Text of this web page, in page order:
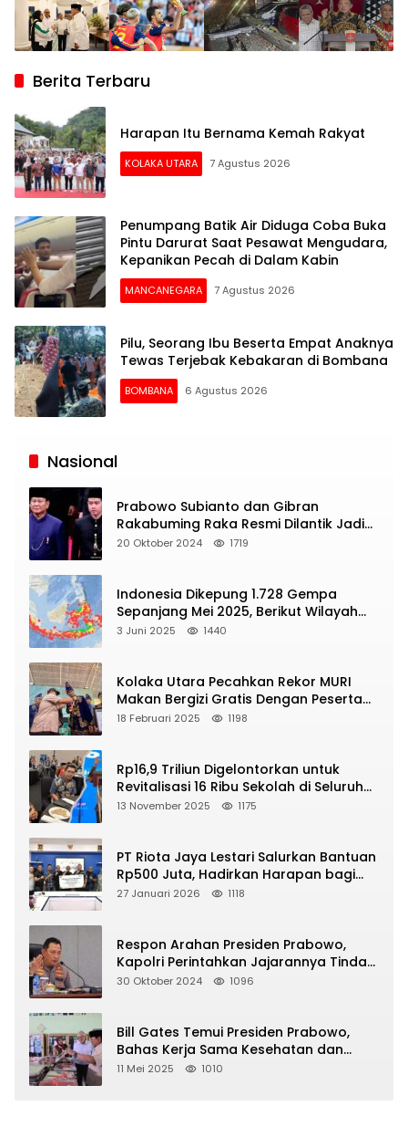
Berita Terbaru
Harapan Itu Bernama Kemah Rakyat
KOLAKA UTARA 7 Agustus 2026
Penumpang Batik Air Diduga Coba Buka
Pintu Darurat Saat Pesawat Mengudara,
Kepanikan Pecah di Dalam Kabin
MANCANEGARA 7 Agustus 2026
Pilu, Seorang Ibu Beserta Empat Anaknya
Tewas Terjebak Kebakaran di Bombana
BOMBANA 6 Agustus 2026
Siaran
Nasional
Prabowo Subianto dan Gibran
Rakabuming Raka Resmi Dilantik Jadi
Presiden dan Wapres RI
20 Oktober 2024 1719
Indonesia Dikepung 1.728 Gempa
Sepanjang Mei 2025, Berikut Wilayah
Yang Intens Diguncang!
3 Juni 2025 1440
Kolaka Utara Pecahkan Rekor MURI
Makan Bergizi Gratis Dengan Peserta
Terbanyak
18 Februari 2025 1198
Rp16,9 Triliun Digelontorkan untuk
Revitalisasi 16 Ribu Sekolah di Seluruh
Indonesia
13 November 2025 1175
PT Riota Jaya Lestari Salurkan Bantuan
Rp500 Juta, Hadirkan Harapan bagi
Korban Bencana di Sumatera
27 Januari 2026 1118
Respon Arahan Presiden Prabowo,
Kapolri Perintahkan Jajarannya Tindak
Tegas Pelaku Judi Online
30 Oktober 2024 1096
Bill Gates Temui Presiden Prabowo,
Bahas Kerja Sama Kesehatan dan
Program Makan Bergizi Gratis
11 Mei 2025 1010